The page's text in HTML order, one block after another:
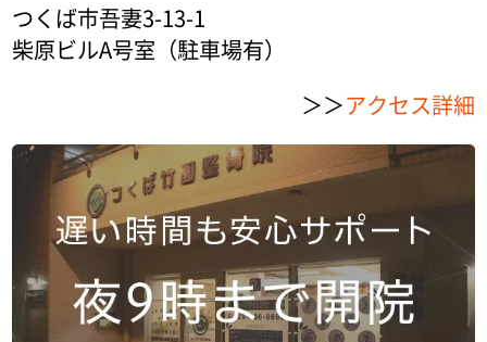
つくば市吾妻3-13-1
柴原ビルA号室（駐車場有）
＞＞アクセス詳細